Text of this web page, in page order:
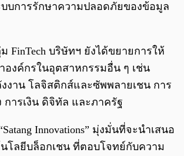
บการรักษาความปลอดภัยของข้อมูล
FinTech บริษัทฯ ยังได้ขยายการให้
องค์กรในอุตสาหกรรมอื่น ๆ เช่น
งาน โลจิสติกส์และซัพพลายเชน การ
การเงิน ดิจิทัล และภาครัฐ
Innovations” มุ่งมั่นที่จะนำเสนอ
โลยีบล็อกเชน ที่ตอบโจทย์กับความ